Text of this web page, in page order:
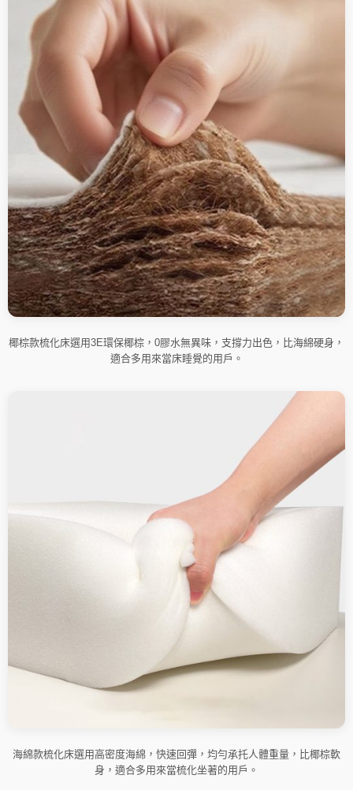
椰棕款梳化床選用3E環保椰棕，0膠水無異味，支撐力出色，比海綿硬身，
適合多用來當床睡覺的用戶。
海綿款梳化床選用高密度海綿，快速回彈，均勻承托人體重量，比椰棕軟
身，適合多用來當梳化坐著的用戶。